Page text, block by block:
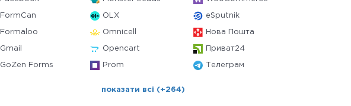
FormCan OLX eSputnik
Formaloo Omnicell Нова Пошта
Gmail Opencart Приват24
GoZen Forms Prom Телеграм
показати всі (+264)